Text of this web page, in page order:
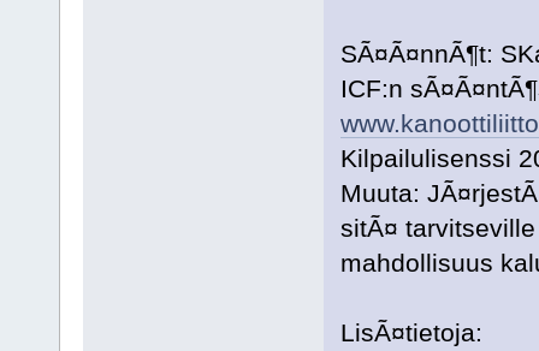
SÃ¤Ã¤nnÃ¶t:
ICF:n
Kilpailulisenssi
Muuta:
sitÃ¤
mahdollisuus
LisÃ¤tietoja: